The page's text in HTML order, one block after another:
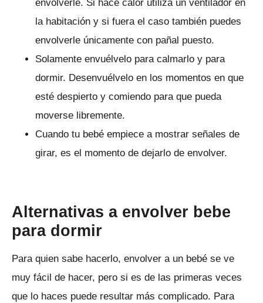
envolverle. Si hace calor utiliza un ventilador en
la habitación y si fuera el caso también puedes
envolverle únicamente con pañal puesto.
Solamente envuélvelo para calmarlo y para
dormir. Desenvuélvelo en los momentos en que
esté despierto y comiendo para que pueda
moverse libremente.
Cuando tu bebé empiece a mostrar señales de
girar, es el momento de dejarlo de envolver.
Alternativas a envolver bebe
para dormir
Para quien sabe hacerlo, envolver a un bebé se ve
muy fácil de hacer, pero si es de las primeras veces
que lo haces puede resultar más complicado. Para